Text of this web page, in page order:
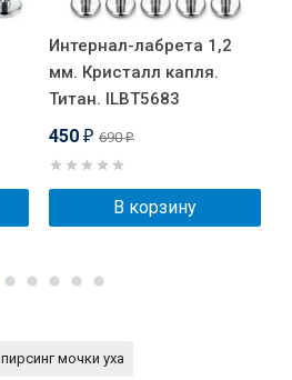
Интернал-лабрета 1,2
мм. Кристалл капля.
Титан. ILBT5683
450 ₽ 690₽
В корзину
пирсинг мочки уха